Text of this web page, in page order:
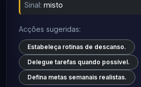
Sinal: misto
Acções sugeridas:
Estabeleça rotinas de descanso.
Delegue tarefas quando possível.
Defina metas semanais realistas.